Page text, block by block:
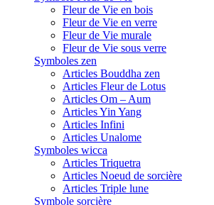
Fleur de Vie en bois
Fleur de Vie en verre
Fleur de Vie murale
Fleur de Vie sous verre
Symboles zen
Articles Bouddha zen
Articles Fleur de Lotus
Articles Om – Aum
Articles Yin Yang
Articles Infini
Articles Unalome
Symboles wicca
Articles Triquetra
Articles Noeud de sorcière
Articles Triple lune
Symbole sorcière